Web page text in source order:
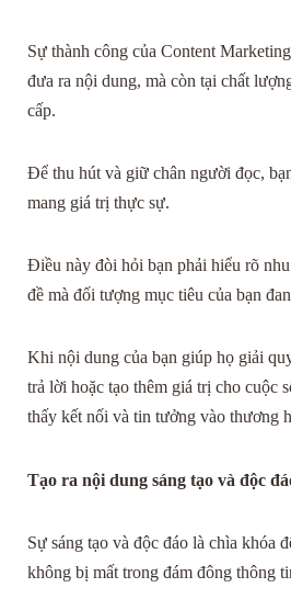
Sự thành công của Content
đưa ra nội dung, mà còn tại chất
cấp.
Để thu hút và giữ chân người đọc,
mang giá trị thực sự.
Điều này đòi hỏi bạn phải hiểu rõ
đề mà đối tượng mục tiêu của bạn
Khi nội dung của bạn giúp họ giải
trả lời hoặc tạo thêm giá trị cho cuộc
thấy kết nối và tin tưởng vào thương
Tạo ra nội dung sáng tạo và độc
Sự sáng tạo và độc đáo là chìa khóa
không bị mất trong đám đông thông